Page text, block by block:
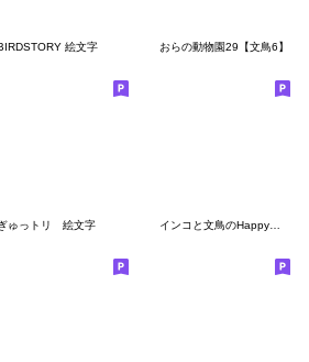
絵文字 おらの動物園29【文鳥6】
ぎゅっトリ 絵文字 インコと文鳥のHappy絵文字